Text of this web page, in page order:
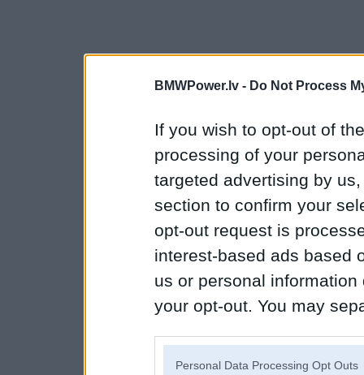
BMWPower.lv - Do Not Process
If you wish to opt-out of
processing of your
targeted advertising by
section to confirm your
opt-out request is
interest-based ads based
us or personal
your opt-out. You may
Personal Data Processing Opt Outs